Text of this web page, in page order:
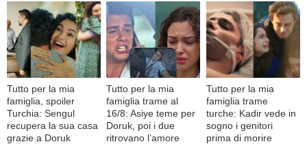
Tutto per la mia
famiglia, spoiler
Turchia: Sengul
recupera la sua casa
grazie a Doruk
Tutto per la mia
famiglia trame al
16/8: Asiye teme per
Doruk, poi i due
ritrovano l’amore
Tutto per la mia
famiglia trame
turche: Kadir vede in
sogno i genitori
prima di morire